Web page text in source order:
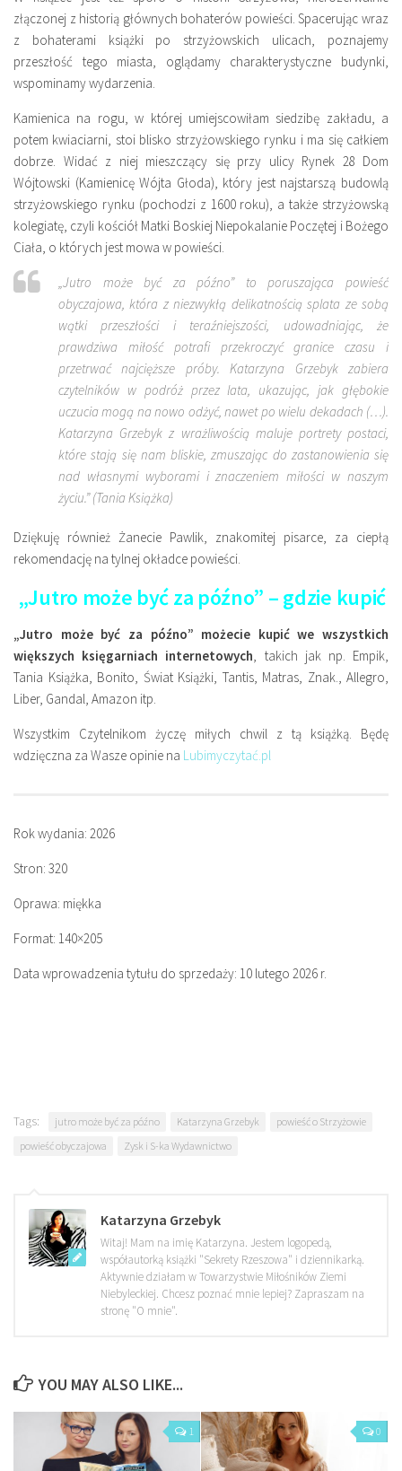
złączonej z historią głównych bohaterów powieści. Spacerując wraz
z bohaterami książki po strzyżowskich ulicach, poznajemy
przeszłość tego miasta, oglądamy charakterystyczne budynki,
wspominamy wydarzenia.
Kamienica na rogu, w której umiejscowiłam siedzibę zakładu, a
potem kwiaciarni, stoi blisko strzyżowskiego rynku i ma się całkiem
dobrze. Widać z niej mieszczący się przy ulicy Rynek 28 Dom
Wójtowski (Kamienicę Wójta Głoda), który jest najstarszą budowlą
strzyżowskiego rynku (pochodzi z 1600 roku), a także strzyżowską
kolegiatę, czyli kościół Matki Boskiej Niepokalanie Poczętej i Bożego
Ciała, o których jest mowa w powieści.
„Jutro może być za późno” to poruszająca powieść
obyczajowa, która z niezwykłą delikatnością splata ze sobą
wątki przeszłości i teraźniejszości, udowadniając, że
prawdziwa miłość potrafi przekroczyć granice czasu i
przetrwać najcięższe próby. Katarzyna Grzebyk zabiera
czytelników w podróż przez lata, ukazując, jak głębokie
uczucia mogą na nowo odżyć, nawet po wielu dekadach (…).
Katarzyna Grzebyk z wrażliwością maluje portrety postaci,
które stają się nam bliskie, zmuszając do zastanowienia się
nad własnymi wyborami i znaczeniem miłości w naszym
życiu.” (Tania Książka)
Dziękuję również Żanecie Pawlik, znakomitej pisarce, za ciepłą
rekomendację na tylnej okładce powieści.
„Jutro może być za późno” – gdzie kupić
„Jutro może być za późno” możecie kupić we wszystkich
większych księgarniach internetowych, takich jak np. Empik,
Tania Książka, Bonito, Świat Książki, Tantis, Matras, Znak., Allegro,
Liber, Gandal, Amazon itp.
Wszystkim Czytelnikom życzę miłych chwil z tą książką. Będę
wdzięczna za Wasze opinie na Lubimyczytać.pl
Rok wydania: 2026
Stron: 320
Oprawa: miękka
Format: 140×205
Data wprowadzenia tytułu do sprzedaży: 10 lutego 2026 r.
Tags: jutro może być za późno Katarzyna Grzebyk
powieść o Strzyżowie
powieść obyczajowa
Zysk i S-ka Wydawnictwo
Katarzyna Grzebyk
Witaj! Mam na imię Katarzyna. Jestem logopedą,
współautorką książki "Sekrety Rzeszowa" i dziennikarką.
Aktywnie działam w Towarzystwie Miłośników Ziemi
Niebyleckiej. Chcesz poznać mnie lepiej? Zapraszam na
stronę "O mnie".
YOU MAY ALSO LIKE...
1 0